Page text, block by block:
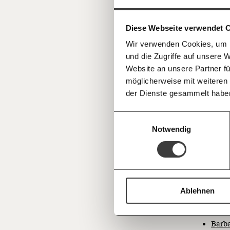
Diese Webseite verwendet
Wir verwenden Cookies,
und die Zugriffe auf unsere
Website an unsere Partner
möglicherweise mit
der Dienste gesammelt
Notwendig
Ablehnen
im Netz. Unabhängig und werbefrei.
Mitgliedsbeitrag.
Du überweist lieber direkt?
Hier unsere IBAN: AT34 4300 0498
Kontoinhaber: Momentum Institut -
Deine Spende absetzen:Fragen und
ihrem